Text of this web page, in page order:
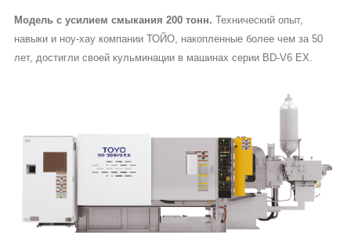
Модель с усилием смыкания 200 тонн. Технический опыт,
навыки и ноу-хау компании ТОЙО, накопленные более чем за 50
лет, достигли своей кульминации в машинах серии BD-V6 EX.